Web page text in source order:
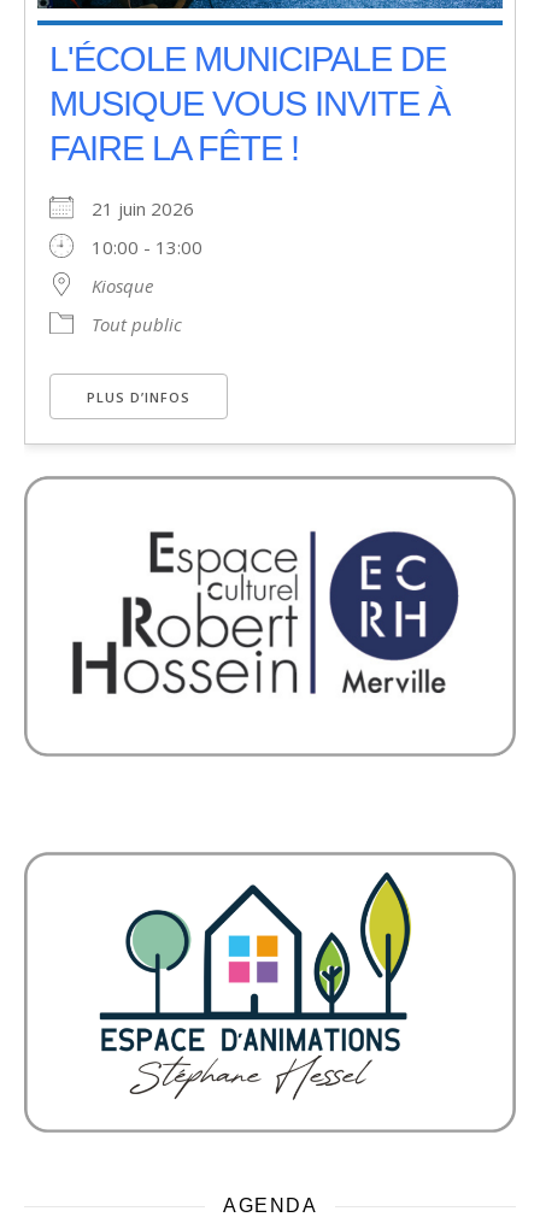
L'ÉCOLE MUNICIPALE DE
MUSIQUE VOUS INVITE À
FAIRE LA FÊTE !
21 juin 2026
10:00 - 13:00
Kiosque
Tout public
PLUS D’INFOS
AGENDA